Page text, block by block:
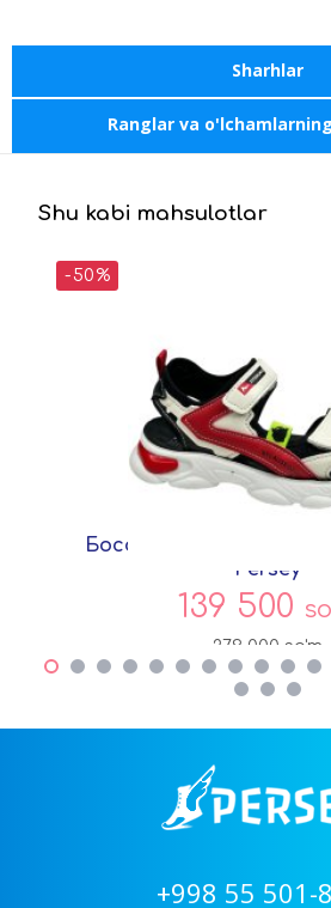
Sharhlar
Ranglar va
Shu kabi mahsulotlar
-50%
Босоножки Черный
Persey
139 500
279 000 so'm
+998 55 501-